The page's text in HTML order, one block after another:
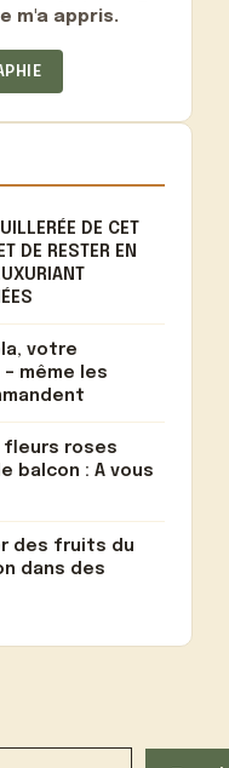
m'a appris.
DE CET
DE RESTER EN
votre
même les
fleurs roses
balcon : A vous
des fruits du
dans des